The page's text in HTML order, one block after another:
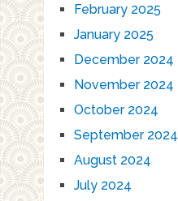
February 2025
January 2025
December 2024
November 2024
October 2024
September 2024
August 2024
July 2024